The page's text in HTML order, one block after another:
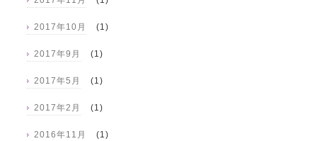
2017年10月 (1)
2017年9月 (1)
2017年5月 (1)
2017年2月 (1)
2016年11月 (1)